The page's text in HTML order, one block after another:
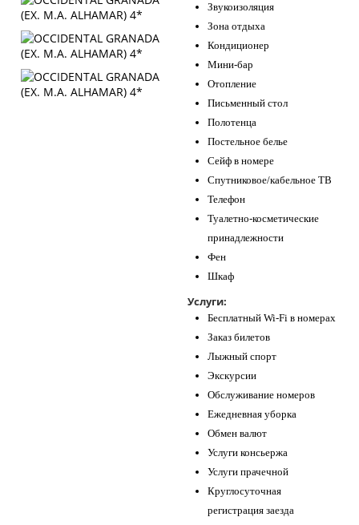
Звукоизоляция
Зона отдыха
Кондиционер
Мини-бар
Отопление
Письменный стол
Полотенца
Постельное белье
Сейф в номере
Спутниковое/кабельное ТВ
Телефон
Туалетно-косметические
принадлежности
Фен
Шкаф
Услуги:
Бесплатный Wi-Fi в номерах
Заказ билетов
Лыжный спорт
Экскурсии
Обслуживание номеров
Ежедневная уборка
Обмен валют
Услуги консьержа
Услуги прачечной
Круглосуточная
регистрация заезда